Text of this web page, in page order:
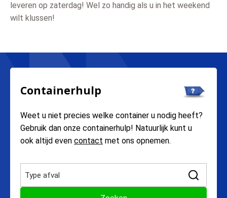
leveren op zaterdag! Wel zo handig als u in het weekend
wilt klussen!
Containerhulp
Weet u niet precies welke container u nodig heeft?
Gebruik dan onze containerhulp! Natuurlijk kunt u
ook altijd even contact met ons opnemen.